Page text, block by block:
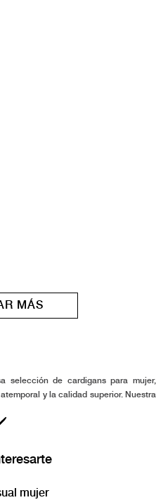
MÁS
selección de cardigans para mujer,
y la calidad superior. Nuestra
del día, acompañando con
y la excelencia, aseguramos que
que les inspiren a vivir con una
mujer